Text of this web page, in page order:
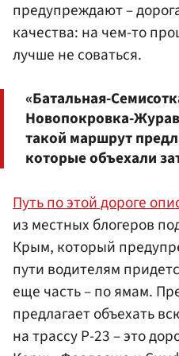
предупреждают –
качества: на чем-то
лучше не соваться.
«Батальная-
Новопокровка-
такой маршрут
которые объехали
Путь по этой дороге
из местных блогеров
Крым, который
пути водителям
еще часть – по ямам.
предлагает объехать
на трассу Р-23 – это